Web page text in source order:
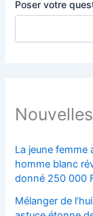
Poser votre
La jeune femme
homme blanc
donné 250 000
Mélanger de